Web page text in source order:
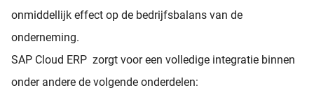
onmiddellijk effect op de bedrijfsbalans van de
onderneming.
SAP Cloud ERP zorgt voor een volledige integratie binnen
onder andere de volgende onderdelen: